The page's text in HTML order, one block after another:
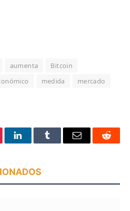
aumenta
Bitcoin
medida
mercado
LinkedInTumblr Email Reddit